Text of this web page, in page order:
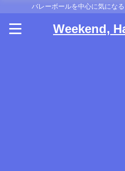
バレーボールを中心に気にな
Weekend,